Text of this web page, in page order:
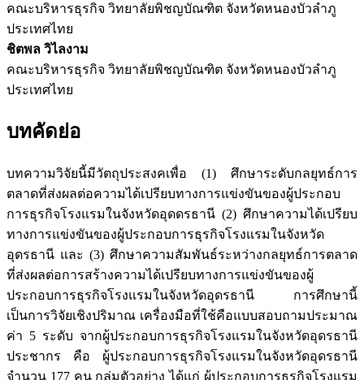
คณะบริหารธุรกิจ วิทยาลัยพิชญบัณฑิต จังหวัดหนองบัวลำภู
ประเทศไทย
ชิตพล วิไลงาม
คณะบริหารธุรกิจ วิทยาลัยพิชญบัณฑิต จังหวัดหนองบัวลำภู
ประเทศไทย
บทคัดย่อ
บทความวิจัยนี้มีวัตถุประสงคเพื่อ (1) ศึกษาระดับกลยุทธ์การ
ตลาดที่ส่งผลต่อความได้เปรียบทางการแข่งขันของผู้ประกอบ
การธุรกิจโรงแรมในจังหวัดอุดดรธานี (2) ศึกษาความได้เปรียบ
ทางการแข่งขันของผู้ประกอบการธุรกิจโรงแรมในจังหวัด
อุดรธานี และ (3) ศึกษาความสัมพันธ์ระหว่างกลยุทธ์การตลาด
ที่ส่งผลต่อการสร้างความได้เปรียบทางการแข่งขันของผู้
ประกอบการธุรกิจโรงแรมในจังหวัดอุดรธานี การศึกษานี้
เป็นการวิจัยเชิงปริมาณ เครื่องมือที่ใช้คือแบบสอบถามประมาณ
ค่า 5 ระดับ จากผู้ประกอบการธุรกิจโรงแรมในจังหวัดอุดรธานี
ประชากร คือ ผู้ประกอบการธุรกิจโรงแรมในจังหวัดอุดรธานี
จำนวน 177 คน กลุ่มตัวอย่าง ได้แก่ ผู้ประกอบการธุรกิจโรงแรม